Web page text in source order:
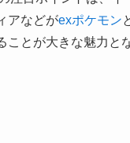
アなどがexポケモン
ことが大きな魅力